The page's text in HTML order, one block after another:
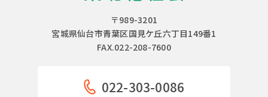
〒989-3201
宮城県仙台市青葉区国見ケ丘六丁目149番1
FAX.022-208-7600
022-303-0086